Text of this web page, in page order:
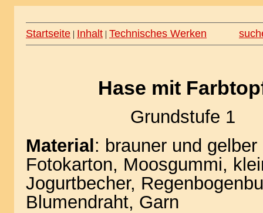
Startseite | Inhalt | Technisches Werken
Hase mit
Grundstufe 1
Material : brauner und gelber
Fotokarton, Moosgummi,
Jogurtbecher,
Blumendraht, Garn